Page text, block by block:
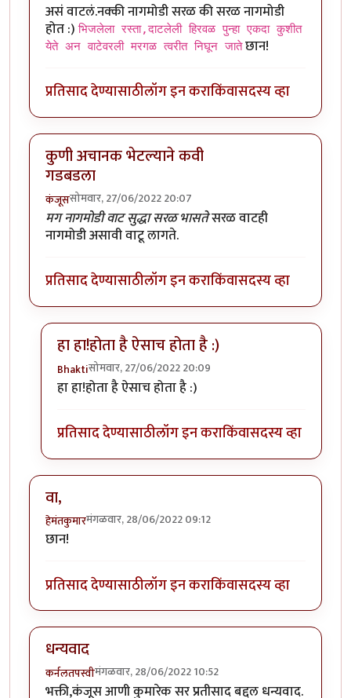
असं वाटलं.नक्की नागमोडी सरळ की सरळ नागमोडी
होत :)भिजलेला रस्ता,दाटलेली हिरवळ पुन्हा एकदा कुशीत
येते अन वाटेवरली मरगळ त्वरीत निघून जातेछान!
प्रतिसाद देण्यासाठीलॉग इन कराकिंवासदस्य व्हा
कुणी अचानक भेटल्याने कवी
गडबडला
कंजूससोमवार, 27/06/2022 20:07
मग नागमोडी वाट सुद्धा सरळ भासतेसरळ वाटही
नागमोडी असावी वाटू लागते.
प्रतिसाद देण्यासाठीलॉग इन कराकिंवासदस्य व्हा
हा हा!होता है ऐसाच होता है :)
Bhaktiसोमवार, 27/06/2022 20:09
In reply toकुणी अचानक भेटल्याने कवी गडबडला
हा हा!होता है ऐसाच होता है :)
प्रतिसाद देण्यासाठीलॉग इन कराकिंवासदस्य व्हा
वा,
हेमंतकुमारमंगळवार, 28/06/2022 09:12
छान!
प्रतिसाद देण्यासाठीलॉग इन कराकिंवासदस्य व्हा
धन्यवाद
कर्नलतपस्वीमंगळवार, 28/06/2022 10:52
भक्ती,कंजूस आणी कुमारेक सर प्रतीसाद बद्दल धन्यवाद.